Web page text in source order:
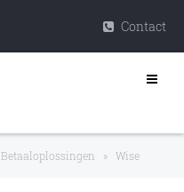
Contact
Betaaloplossingen » Wise